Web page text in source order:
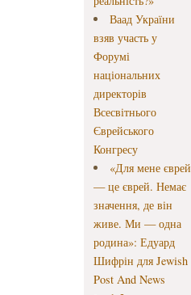
Ваад України
взяв участь у
Форумі
національних
директорів
Всесвітнього
Єврейського
Конгресу
«Для мене єврей
— це єврей. Немає
значення, де він
живе. Ми — одна
родина»: Едуард
Шифрін для Jewish
Post And News